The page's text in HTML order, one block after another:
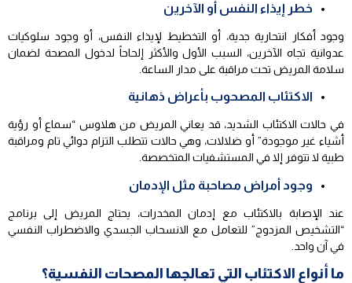
خطر إيذاء النفس أو الآخرين
وجود أفكار انتحارية جدية، أو التخطيط لإيذاء النفس، أو وجود سلوكيات
عدوانية تجاه الآخرين، السبب الأول والأكثر إلحاحاً لدخول المصحة لضمان
سلامة المريض تحت مراقبة على مدار الساعة.
الاكتئاب المصحوب بأعراض ذهانية
في حالات الاكتئاب الشديد، قد يعاني المريض من هلاوس “سماع أو رؤية
أشياء غير موجودة” أو ضلالات، وهي حالات تتطلب التزام دوائي تام ومراقبة
طبية لا تتوفر إلا في المستشفيات المتخصصة.
وجود أمراض مصاحبة مثل الإدمان
عند الإصابة بالاكتئاب مع إدمان المخدرات، يحتاج المريض إلى برنامج
“التشخيص المزدوج” للتعامل مع الانسحاب الجسدي والاضطراب النفسي
في آن واحد.
ما أنواع الاكتئاب التي تعالجها المصحات النفسية؟